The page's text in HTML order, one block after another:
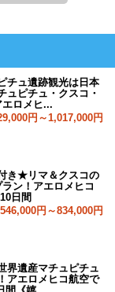
チュ遺跡観光は日本
ピチュ・クスコ・
ロメヒ...
円～1,017,000円
き★リマ＆クスコの
ン！アエロメヒコ
日間
546,000円～834,000円
界遺産マチュピチュ
アエロメヒコ航空で